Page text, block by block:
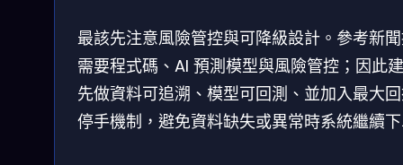
最該先注意風險管控與可降級設計。參考新
需要程式碼、AI 預測模型與風險管控；因此
先做資料可追溯、模型可回測、並加入最大
停手機制，避免資料缺失或異常時系統繼續